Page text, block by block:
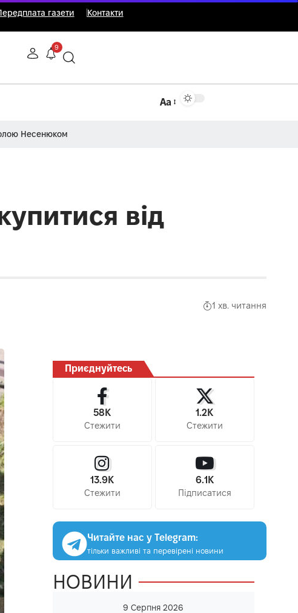
газети Контакти
9
Аа
Несенюком
від
1 хв. читання
Приєднуйтесь
58K
Стежити
1.2K
Стежити
13.9K
Стежити
6.1K
Підписатися
Читайте нас у Telegram:
тільки важливі та перевірені новини
НОВИНИ
9 Серпня 2026